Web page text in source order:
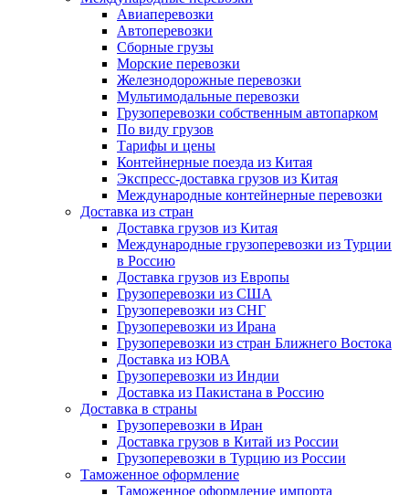
Авиаперевозки
Автоперевозки
Сборные грузы
Морские перевозки
Железнодорожные перевозки
Мультимодальные перевозки
Грузоперевозки собственным автопарком
По виду грузов
Тарифы и цены
Контейнерные поезда из Китая
Экспресс-доставка грузов из Китая
Международные контейнерные перевозки
Доставка из стран
Доставка грузов из Китая
Международные грузоперевозки из Турции
в Россию
Доставка грузов из Европы
Грузоперевозки из США
Грузоперевозки из СНГ
Грузоперевозки из Ирана
Грузоперевозки из стран Ближнего Востока
Доставка из ЮВА
Грузоперевозки из Индии
Доставка из Пакистана в Россию
Доставка в страны
Грузоперевозки в Иран
Доставка грузов в Китай из России
Грузоперевозки в Турцию из России
Таможенное оформление
Таможенное оформление импорта